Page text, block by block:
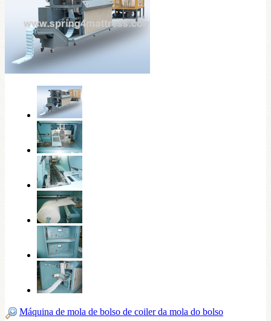
Máquina de mola de bolso de coiler da mola do bolso